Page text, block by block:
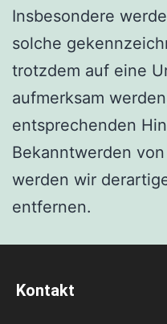
Insbesondere
solche
trotzdem auf eine
aufmerksam
entsprechenden
Bekanntwerden
werden wir
entfernen.
Kontakt